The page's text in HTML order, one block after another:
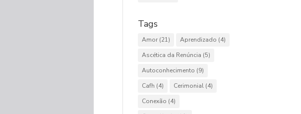
Tags
Amor (21) Aprendizado (4)
Ascética da Renúncia (5)
Autoconhecimento (9)
Cafh (4) Cerimonial (4)
Conexão (4)